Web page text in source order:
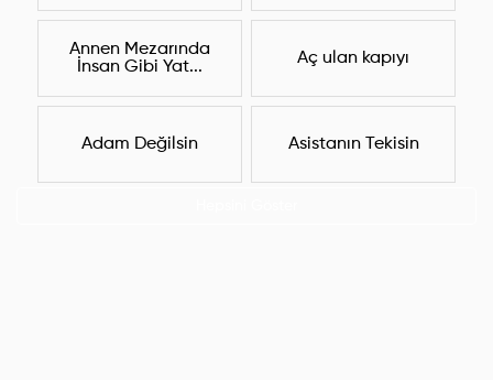
Annen Mezarında
İnsan Gibi Yat...
Aç ulan kapıyı
Adam Değilsin Asistanın Tekisin